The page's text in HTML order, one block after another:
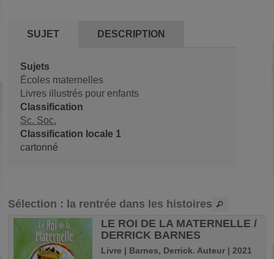
SUJET DESCRIPTION
Sujets
Écoles maternelles
Livres illustrés pour enfants
Classification
Sc. Soc.
Classification locale 1
cartonné
Sélection : la rentrée dans les histoires
LE ROI DE LA MATERNELLE /
DERRICK BARNES
Livre | Barnes, Derrick. Auteur | 2021